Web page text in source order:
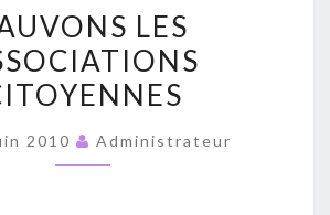
LES
ASSOCIATIONS
CITOYENNES
LES
2010 Administrateur